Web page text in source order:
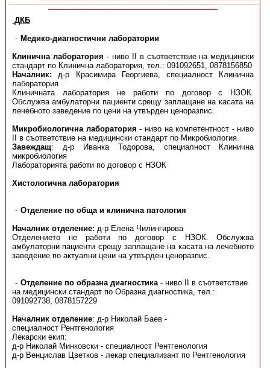
ДКБ
Медико-диагностични лаборатории
Клинична лаборатория - ниво ІІ в съответствие на медицински
стандарт по Клинична лаборатория, тел.: 091092651, 0878156850
Началник: д-р Красимира Георгиева, специалност Клинична
лаборатория
Клиничната лаборатория не работи по договор с НЗОК.
Обслужва амбулаторни пациенти срещу заплащане на касата на
лечебното заведение по цени на утвърден ценоразпис.
Микробиологична лаборатория - ниво на компетентност - ниво
ІІ в съответствие на медицински стандарт по Микробиология.
Завеждащ: д-р Иванка Тодорова, специалност Клинична
микробиология
Лабораторията работи по договор с НЗОК
Хистологична лаборатория
Отделение по обща и клинична патология
Началник отделение: д-р Елена Чилингирова
Отделението не работи по договор с НЗОК. Обслужва
амбулаторни пациенти срещу заплащане на касата на лечебното
заведение по актуални цени на утвърден ценоразпис.
Отделение по образна диагностика- ниво ІІ в съответствие
на медицински стандарт по Образна диагностика, тел.:
091092738, 0878157229
Началник отделение: д-р Николай Баев -
специалност Рентгенология
Лекарски екип:
д-р Николай Минковски - специалност Рентгенология
д-р Венцислав Цветков - лекар специализант по Рентгенология